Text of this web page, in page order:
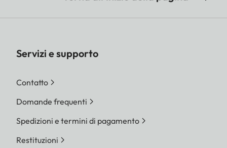
Servizi e supporto
Contatto
Domande frequenti
Spedizioni e termini di pagamento
Restituzioni